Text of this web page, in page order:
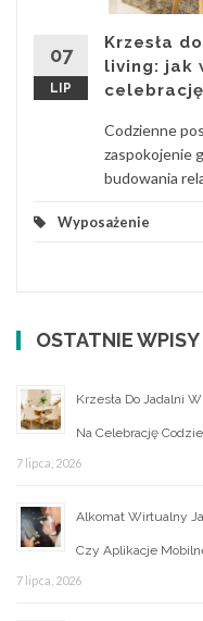
07
LIP
Krzesła
living: jak
Codzienne
zaspokojenie
budowania
Wyposażenie
OSTATNIE WPISY
Krzesła Do Jadalni
Na Celebrację
7 lipca, 2026
Alkomat Wirtualny
Czy Aplikacje
7 lipca, 2026